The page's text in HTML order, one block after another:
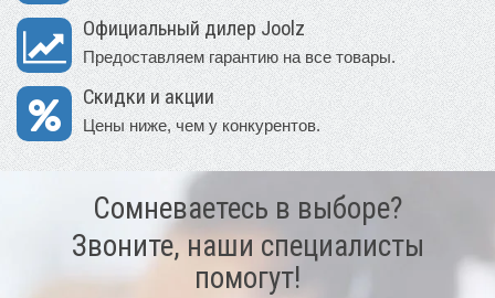
Официальный дилер Joolz
Предоставляем гарантию на все товары.
Скидки и акции
Цены ниже, чем у конкурентов.
Сомневаетесь в выборе?
Звоните, наши специалисты
помогут!